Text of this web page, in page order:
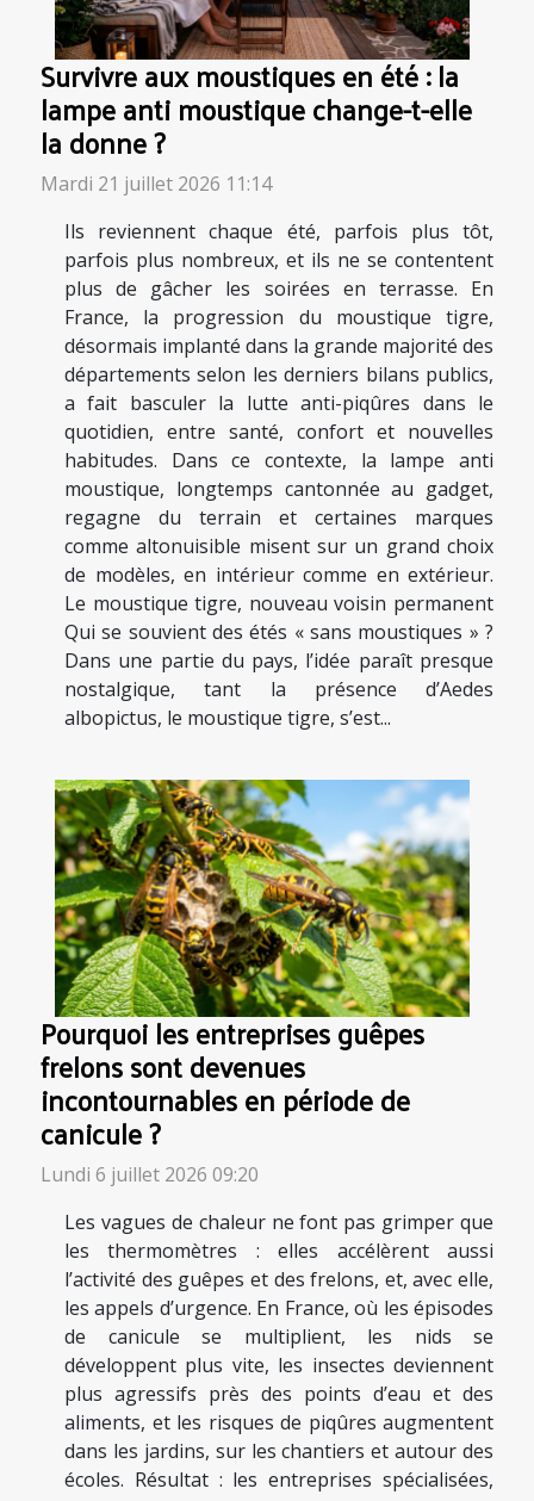
Survivre aux moustiques en été : la
lampe anti moustique change-t-elle
la donne ?
Mardi 21 juillet 2026 11:14
Ils reviennent chaque été, parfois plus tôt,
parfois plus nombreux, et ils ne se contentent
plus de gâcher les soirées en terrasse. En
France, la progression du moustique tigre,
désormais implanté dans la grande majorité des
départements selon les derniers bilans publics,
a fait basculer la lutte anti-piqûres dans le
quotidien, entre santé, confort et nouvelles
habitudes. Dans ce contexte, la lampe anti
moustique, longtemps cantonnée au gadget,
regagne du terrain et certaines marques
comme altonuisible misent sur un grand choix
de modèles, en intérieur comme en extérieur.
Le moustique tigre, nouveau voisin permanent
Qui se souvient des étés « sans moustiques » ?
Dans une partie du pays, l’idée paraît presque
nostalgique, tant la présence d’Aedes
albopictus, le moustique tigre, s’est...
Pourquoi les entreprises guêpes
frelons sont devenues
incontournables en période de
canicule ?
Lundi 6 juillet 2026 09:20
Les vagues de chaleur ne font pas grimper que
les thermomètres : elles accélèrent aussi
l’activité des guêpes et des frelons, et, avec elle,
les appels d’urgence. En France, où les épisodes
de canicule se multiplient, les nids se
développent plus vite, les insectes deviennent
plus agressifs près des points d’eau et des
aliments, et les risques de piqûres augmentent
dans les jardins, sur les chantiers et autour des
écoles. Résultat : les entreprises spécialisées,